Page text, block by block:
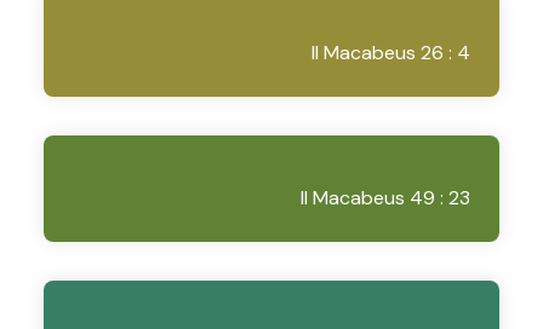
II Macabeus 26 : 4
II Macabeus 49 : 23